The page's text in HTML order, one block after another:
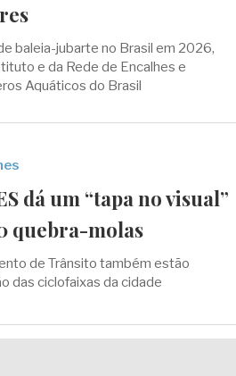
baleia-jubarte no Brasil em 2026,
e da Rede de Encalhes e
Aquáticos do Brasil
dá um “tapa no visual”
quebra-molas
de Trânsito também estão
das ciclofaixas da cidade